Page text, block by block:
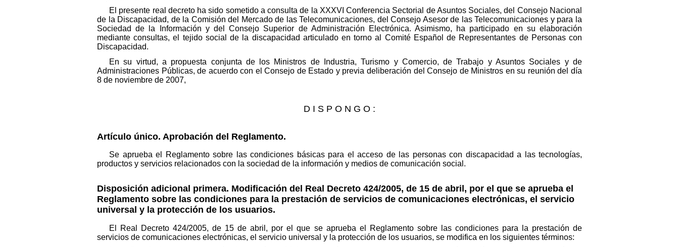
El presente real decreto ha sido sometido a consulta de la XXXVI Conferencia Sectorial de Asuntos Sociales, del Consejo Nacional
de la Discapacidad, de la Comisión del Mercado de las Telecomunicaciones, del Consejo Asesor de las Telecomunicaciones y para la
Sociedad de la Información y del Consejo Superior de Administración Electrónica. Asimismo, ha participado en su elaboración
mediante consultas, el tejido social de la discapacidad articulado en torno al Comité Español de Representantes de Personas con
Discapacidad.
En su virtud, a propuesta conjunta de los Ministros de Industria, Turismo y Comercio, de Trabajo y Asuntos Sociales y de
Administraciones Públicas, de acuerdo con el Consejo de Estado y previa deliberación del Consejo de Ministros en su reunión del día
8 de noviembre de 2007,
D I S P O N G O :
Artículo único. Aprobación del Reglamento.
Se aprueba el Reglamento sobre las condiciones básicas para el acceso de las personas con discapacidad a las tecnologías,
productos y servicios relacionados con la sociedad de la información y medios de comunicación social.
Disposición adicional primera. Modificación del Real Decreto 424/2005, de 15 de abril, por el que se aprueba el
Reglamento sobre las condiciones para la prestación de servicios de comunicaciones electrónicas, el servicio
universal y la protección de los usuarios.
El Real Decreto 424/2005, de 15 de abril, por el que se aprueba el Reglamento sobre las condiciones para la prestación de
servicios de comunicaciones electrónicas, el servicio universal y la protección de los usuarios, se modifica en los siguientes términos: